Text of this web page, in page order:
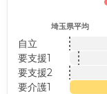
埼玉県平均
自立
要支援1
要支援2
要介護1